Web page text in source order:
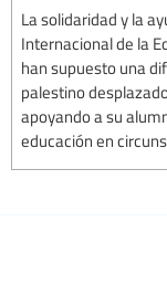
La solidaridad y la
Internacional de la
han supuesto una
palestino
apoyando a su
educación en